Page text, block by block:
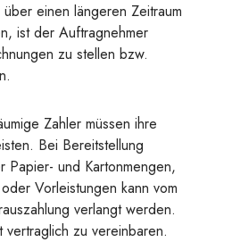
einen längeren Zeitraum
ist der Auftragnehmer
zu stellen bzw.
Zahler müssen ihre
Bei Bereitstellung
Papier- und Kartonmengen,
Vorleistungen kann vom
verlangt werden.
vertraglich zu vereinbaren.